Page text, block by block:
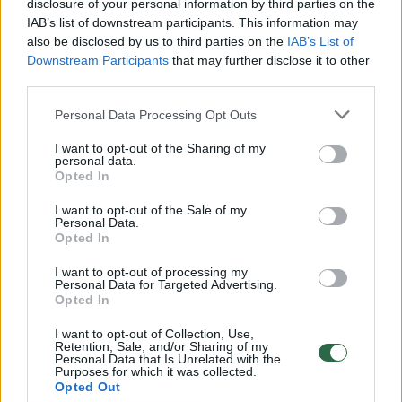
disclosure of your personal information by third parties on the
IAB’s list of downstream participants. This information may
also be disclosed by us to third parties on the IAB’s List of
Downstream Participants that may further disclose it to other
Personal Data Processing Opt Outs
I want to opt-out of the Sharing of my
personal data.
Opted In
I want to opt-out of the Sale of my
Personal Data.
Opted In
I want to opt-out of processing my
Personal Data for Targeted Advertising.
Opted In
I want to opt-out of Collection, Use,
Retention, Sale, and/or Sharing of my
Personal Data that Is Unrelated with the
Purposes for which it was collected.
Opted Out
00:00:30
Vaizdai iš tragiškos avarijos Vilniaus r.: dviejų moterų ir
vaiko gyvybių išgelbėti nepavyko
Žinios | Lietuvos diena
Savaitės vidurys nusimato karštas: temperatūra kils iki
32 laipsnių šilumos
vaizdas pribloškia
Žinios
00:00:55
Avarija Vilniuje: į stotelę įsirėžęs automobilis sužalojo
dvi moteris